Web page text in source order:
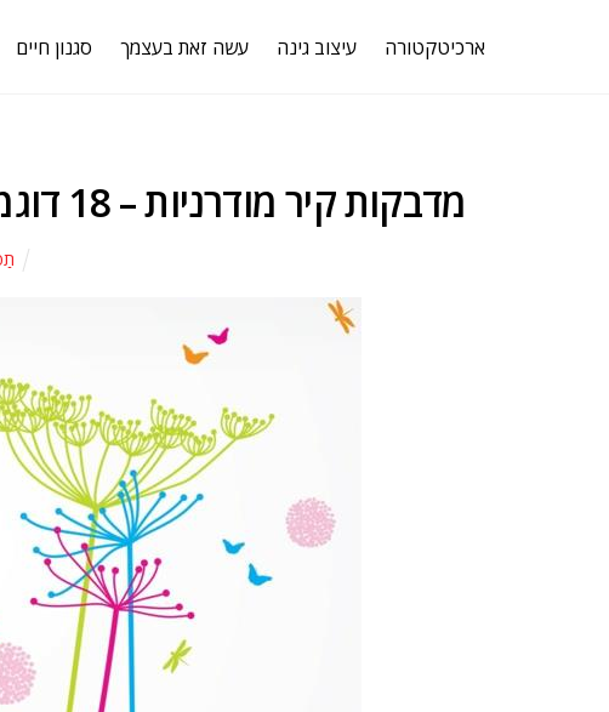
סגנון חיים עשה זאת בעצמך עיצוב גינה ארכיטקטורה
מדבקות קיר מודרניות – 18 דוגמאות נהדרות לקישוט הקיר שלך